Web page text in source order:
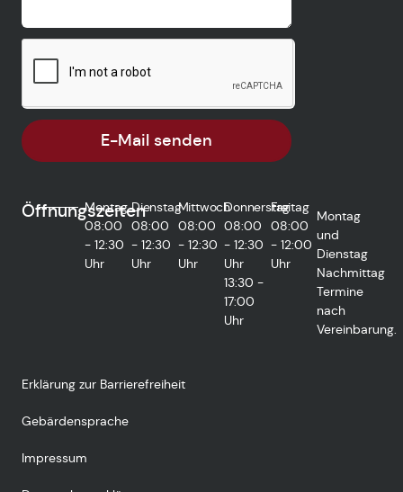
E-Mail senden
Öffnungszeiten
Montag
08:00
- 12:30
Uhr
Dienstag
08:00
- 12:30
Uhr
Mittwoch
08:00
- 12:30
Uhr
Donnerstag
08:00
- 12:30
Uhr
13:30 -
17:00
Uhr
Freitag
08:00
- 12:00
Uhr
Montag
und
Dienstag
Nachmittag
Termine
nach
Vereinbarung.
Erklärung zur Barrierefreiheit
Gebärdensprache
Impressum